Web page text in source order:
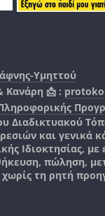
Υμηττού
Κανάρη 📩 :
Διαδικτυακού
και γενικά
Ιδιοκτησίας,
πώληση,
τη ρητή